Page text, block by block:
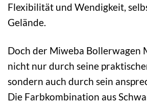
Flexibilität und Wendigkeit,
Gelände.
Doch der Miweba Bollerwagen
nicht nur durch seine
sondern auch durch sein
Die Farbkombination aus